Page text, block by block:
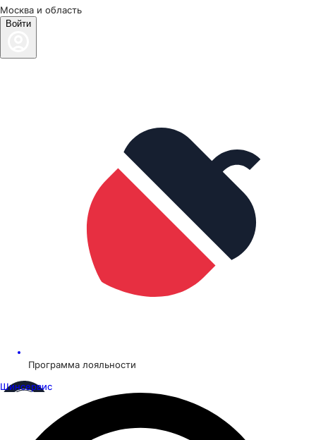
Москва и область
Войти
Программа лояльности
Шинсервис